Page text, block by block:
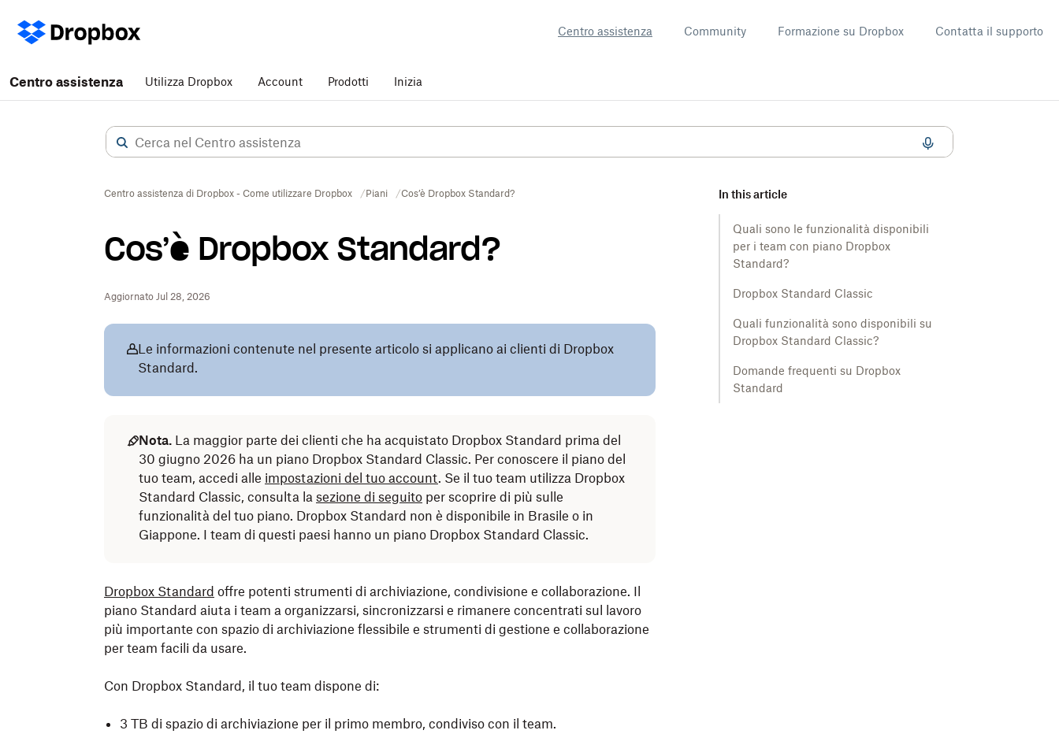
Centro assistenza Community Formazione su Dropbox Contatta il supporto
Centro assistenza Utilizza Dropbox Account Prodotti Inizia
Centro assistenza di Dropbox - Come utilizzare Dropbox Piani Cos’è Dropbox Standard?
Cos’è Dropbox Standard?
Aggiornato Jul 28, 2026
In this article
Quali sono le funzionalità disponibili
per i team con piano Dropbox
Standard?
Dropbox Standard Classic
Quali funzionalità sono disponibili su
Dropbox Standard Classic?
Domande frequenti su Dropbox
Standard
Le informazioni contenute nel presente articolo si applicano ai clienti di Dropbox
Standard.
Nota. La maggior parte dei clienti che ha acquistato Dropbox Standard prima del
30 giugno 2026 ha un piano Dropbox Standard Classic. Per conoscere il piano del
tuo team, accedi alle impostazioni del tuo account. Se il tuo team utilizza Dropbox
Standard Classic, consulta la sezione di seguito per scoprire di più sulle
funzionalità del tuo piano. Dropbox Standard non è disponibile in Brasile o in
Giappone. I team di questi paesi hanno un piano Dropbox Standard Classic.
Dropbox Standard offre potenti strumenti di archiviazione, condivisione e collaborazione. Il
piano Standard aiuta i team a organizzarsi, sincronizzarsi e rimanere concentrati sul lavoro
più importante con spazio di archiviazione flessibile e strumenti di gestione e collaborazione
per team facili da usare.
Con Dropbox Standard, il tuo team dispone di:
3 TB di spazio di archiviazione per il primo membro, condiviso con il team.